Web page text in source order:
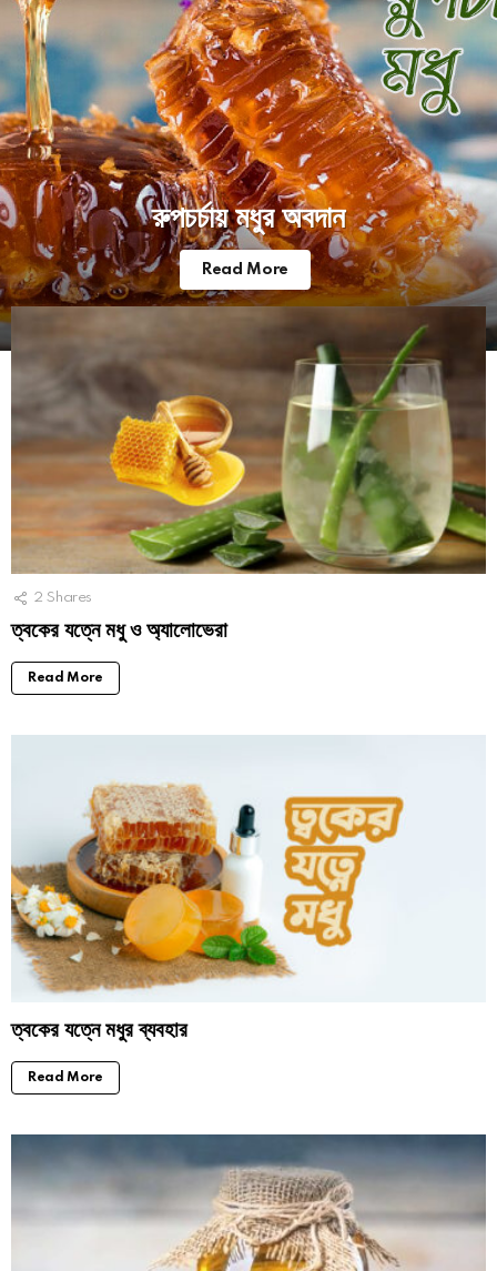
রুপচর্চায় মধুর অবদান
Read More
2 Shares
ত্বকের যত্নে মধু ও অ্যালোভেরা
Read More
ত্বকের যত্নে মধুর ব্যবহার
Read More